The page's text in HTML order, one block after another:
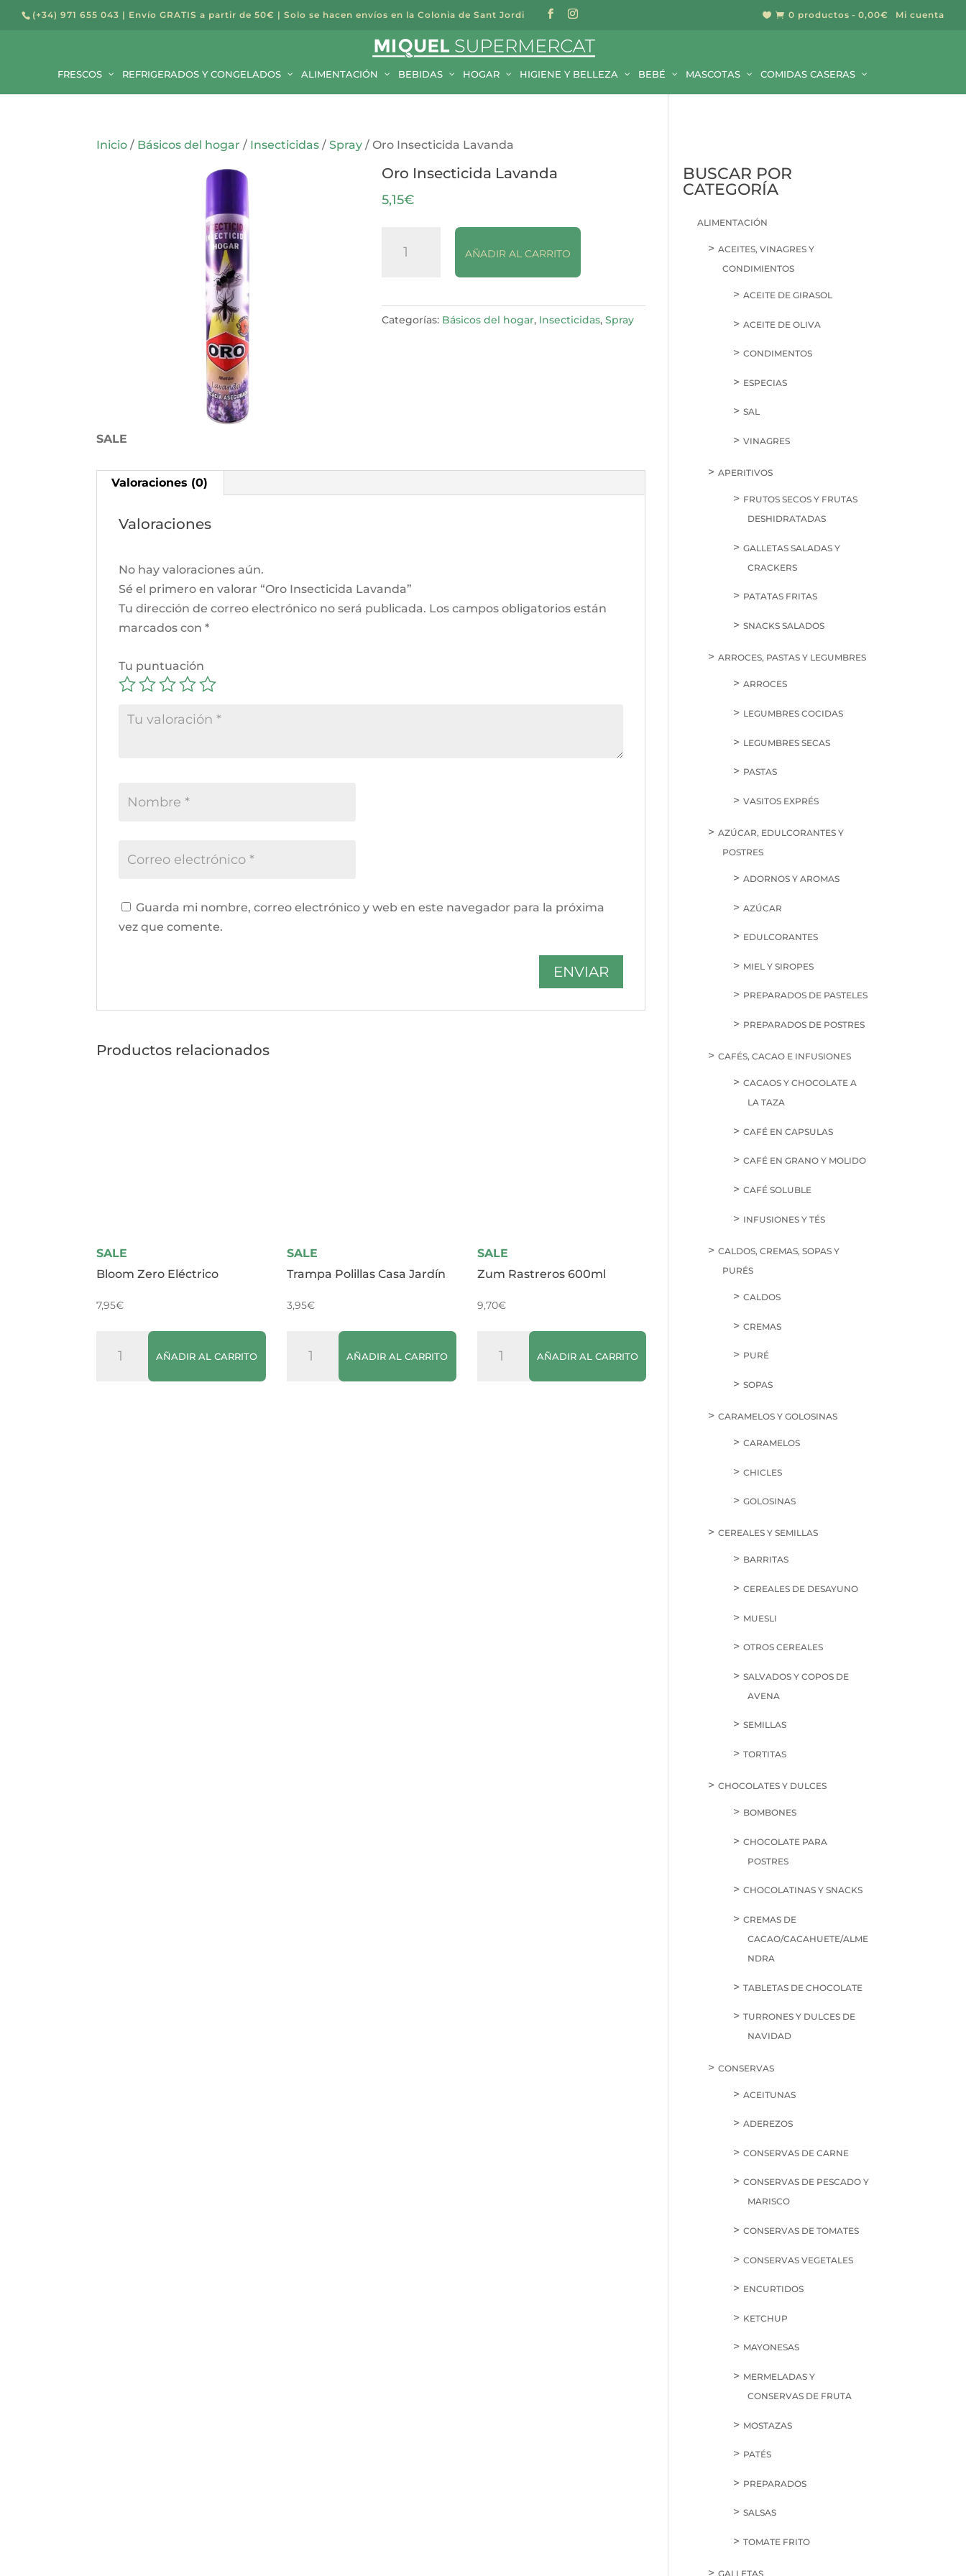
(+34) 971 655 043 | Envío GRATIS a partir de 50€ | Solo se hacen envíos en la Colonia de Sant Jordi Mi cuenta
  0 productos 0,00€
FRESCOS REFRIGERADOS Y CONGELADOS ALIMENTACIÓN BEBIDAS HOGAR HIGIENE Y BELLEZA BEBÉ MASCOTAS COMIDAS CASERAS
productos
Inicio / Básicos del hogar / Insecticidas /Spray / Oro Insecticida Lavanda
SALE
Oro Insecticida Lavanda
5,15€
Insecticida
AÑADIR AL CARRITO
Categorías: Básicos del hogar, Insecticidas,Spray
Valoraciones (0)
Valoraciones
No hay valoraciones aún.
Sé el primero en valorar “Oro Insecticida Lavanda”
Tu dirección de correo electrónico no será publicada. Los campos obligatorios están
marcados con*
Tu puntuación
Guarda mi nombre, correo electrónico y web en este navegador para la próxima
vez que comente.
Productos relacionados
SALE
Bloom Zero Eléctrico
7,95€
Zero
AÑADIR AL CARRITO
SALE
Trampa Polillas Casa Jardín
3,95€
Polillas
AÑADIR AL CARRITO
SALE
Zum Rastreros 600ml
9,70€
Rastreros
AÑADIR AL CARRITO
BUSCAR POR
CATEGORÍA
ALIMENTACIÓN
ACEITES, VINAGRES Y
CONDIMIENTOS
ACEITE DE GIRASOL
ACEITE DE OLIVA
CONDIMENTOS
ESPECIAS
SAL
VINAGRES
APERITIVOS
FRUTOS SECOS Y FRUTAS
DESHIDRATADAS
GALLETAS SALADAS Y
CRACKERS
PATATAS FRITAS
SNACKS SALADOS
ARROCES, PASTAS Y LEGUMBRES
ARROCES
LEGUMBRES COCIDAS
LEGUMBRES SECAS
PASTAS
VASITOS EXPRÉS
AZÚCAR, EDULCORANTES Y
POSTRES
ADORNOS Y AROMAS
AZÚCAR
EDULCORANTES
MIEL Y SIROPES
PREPARADOS DE PASTELES
PREPARADOS DE POSTRES
CAFÉS, CACAO E INFUSIONES
CACAOS Y CHOCOLATE A
LA TAZA
CAFÉ EN CAPSULAS
CAFÉ EN GRANO Y MOLIDO
CAFÉ SOLUBLE
INFUSIONES Y TÉS
CALDOS, CREMAS, SOPAS Y
PURÉS
CALDOS
CREMAS
PURÉ
SOPAS
CARAMELOS Y GOLOSINAS
CARAMELOS
CHICLES
GOLOSINAS
CEREALES Y SEMILLAS
BARRITAS
CEREALES DE DESAYUNO
MUESLI
OTROS CEREALES
SALVADOS Y COPOS DE
AVENA
SEMILLAS
TORTITAS
CHOCOLATES Y DULCES
BOMBONES
CHOCOLATE PARA
POSTRES
CHOCOLATINAS Y SNACKS
CREMAS DE
CACAO/CACAHUETE/ALME
NDRA
TABLETAS DE CHOCOLATE
TURRONES Y DULCES DE
NAVIDAD
CONSERVAS
ACEITUNAS
ADEREZOS
CONSERVAS DE CARNE
CONSERVAS DE PESCADO Y
MARISCO
CONSERVAS DE TOMATES
CONSERVAS VEGETALES
ENCURTIDOS
KETCHUP
MAYONESAS
MERMELADAS Y
CONSERVAS DE FRUTA
MOSTAZAS
PATÉS
PREPARADOS
SALSAS
TOMATE FRITO
GALLETAS